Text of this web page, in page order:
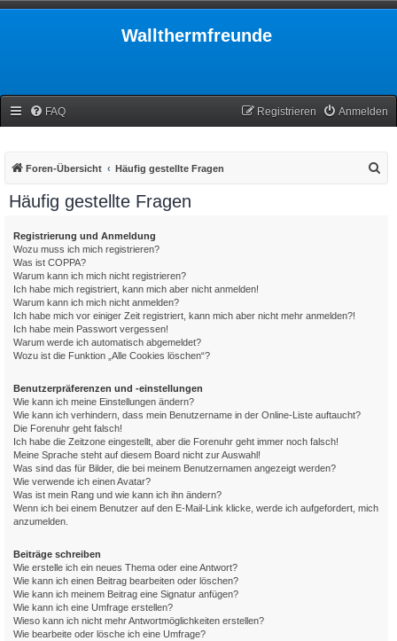
Wallthermfreunde
FAQ Anmelden
Registrieren
Foren-Übersicht Häufig gestellte Fragen
Häufig gestellte Fragen
Registrierung und Anmeldung
Wozu muss ich mich registrieren?
Was ist COPPA?
Warum kann ich mich nicht registrieren?
Ich habe mich registriert, kann mich aber nicht anmelden!
Warum kann ich mich nicht anmelden?
Ich habe mich vor einiger Zeit registriert, kann mich aber nicht mehr anmelden?!
Ich habe mein Passwort vergessen!
Warum werde ich automatisch abgemeldet?
Wozu ist die Funktion „Alle Cookies löschen“?
Benutzerpräferenzen und -einstellungen
Wie kann ich meine Einstellungen ändern?
Wie kann ich verhindern, dass mein Benutzername in der Online-Liste auftaucht?
Die Forenuhr geht falsch!
Ich habe die Zeitzone eingestellt, aber die Forenuhr geht immer noch falsch!
Meine Sprache steht auf diesem Board nicht zur Auswahl!
Was sind das für Bilder, die bei meinem Benutzernamen angezeigt werden?
Wie verwende ich einen Avatar?
Was ist mein Rang und wie kann ich ihn ändern?
Wenn ich bei einem Benutzer auf den E-Mail-Link klicke, werde ich aufgefordert, mich
anzumelden.
Beiträge schreiben
Wie erstelle ich ein neues Thema oder eine Antwort?
Wie kann ich einen Beitrag bearbeiten oder löschen?
Wie kann ich meinem Beitrag eine Signatur anfügen?
Wie kann ich eine Umfrage erstellen?
Wieso kann ich nicht mehr Antwortmöglichkeiten erstellen?
Wie bearbeite oder lösche ich eine Umfrage?